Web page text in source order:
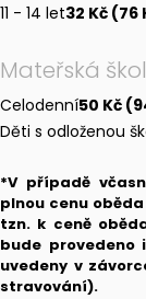
11 - 14 let32 Kč (76
Mateřská
Celodenní50 Kč
Děti s odloženou
*V případě
plnou cenu
tzn. k ceně
bude provedeno
uvedeny v
stravování).